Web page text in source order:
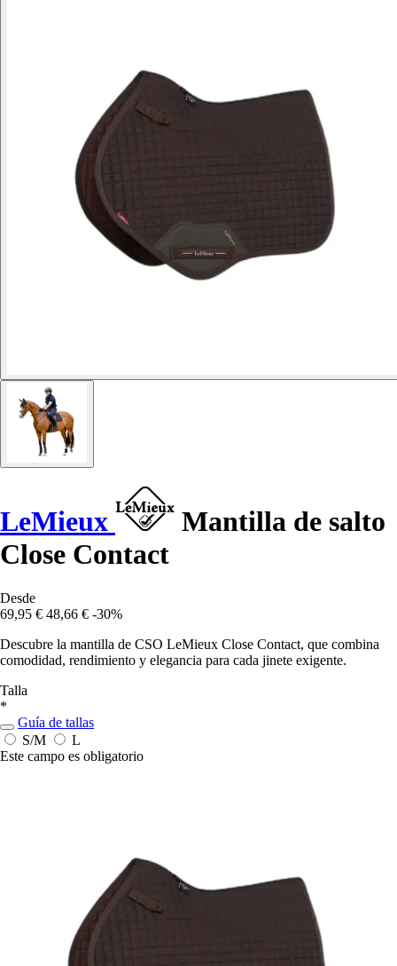
LeMieux
Mantilla de salto
Close Contact
Desde
69,95 € 48,66 € -30%
Descubre la mantilla de CSO LeMieux Close Contact, que combina
comodidad, rendimiento y elegancia para cada jinete exigente.
Talla
*
Guía de tallas
S/M
L
Este campo es obligatorio